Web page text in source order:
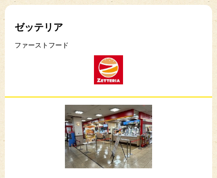
ゼッテリア
ファーストフード